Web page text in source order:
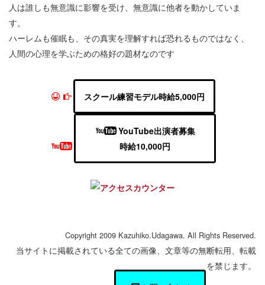
人は誰しも無意識に影響を受け、無意識に他者を動かしていま
す。
ハーレムも催眠も、その真実を理解すれば恐れるものではなく、
人間の心理を学ぶための格好の題材なのです
スクール練習モデル時給5,000円
YouTube出演者募集
時給10,000円
Copyright 2009 Kazuhiko.Udagawa. All Rights Reserved.
当サイトに掲載されている全ての画像、文章等の無断転用、転載
を禁じます。